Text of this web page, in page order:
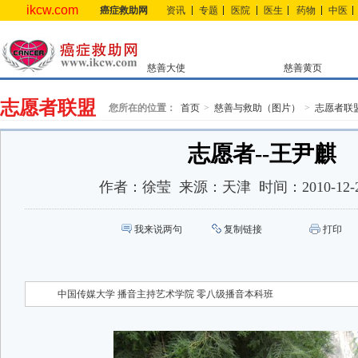
ikcw.com 癌症救助网 资讯 专题 医院 医生 药物 中医
慈善大使 慈善黄页
志愿者联盟 您所在的位置： 首页 慈善与救助（图片） 志愿者联
志愿者--王尹麒
作者： 徐莹 来源： 天津 时间： 2010-
我来说两句 复制链接 打印
中国传媒大学 播音主持艺术学院 零八级播音本科班